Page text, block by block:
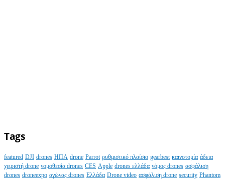
Tags
featured DJI drones ΗΠΑ drone Parrot ρυθμιστικό πλαίσιο gearbest καινοτομία άδεια
χειριστή drone νομοθεσία drones CES Apple drones ελλάδα νόμος drones ασφάλιση
drones droneexpo αγώνας drones Ελλάδα Drone video ασφάλιση drone security Phantom